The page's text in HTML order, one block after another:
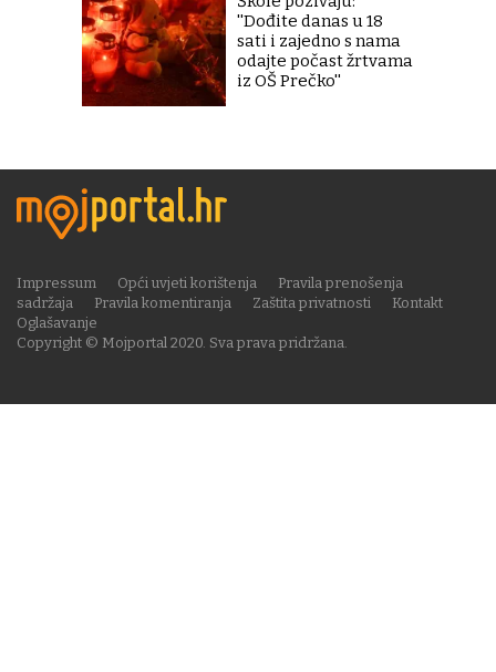
''Dođite danas u 18
sati i zajedno s nama
odajte počast žrtvama
iz OŠ Prečko''
Copyright © Mojportal 2020. Sva prava pridržana.
Impressum Opći uvjeti korištenja
Pravila prenošenja
sadržaja
Pravila komentiranja Zaštita privatnosti
Kontakt
Oglašavanje